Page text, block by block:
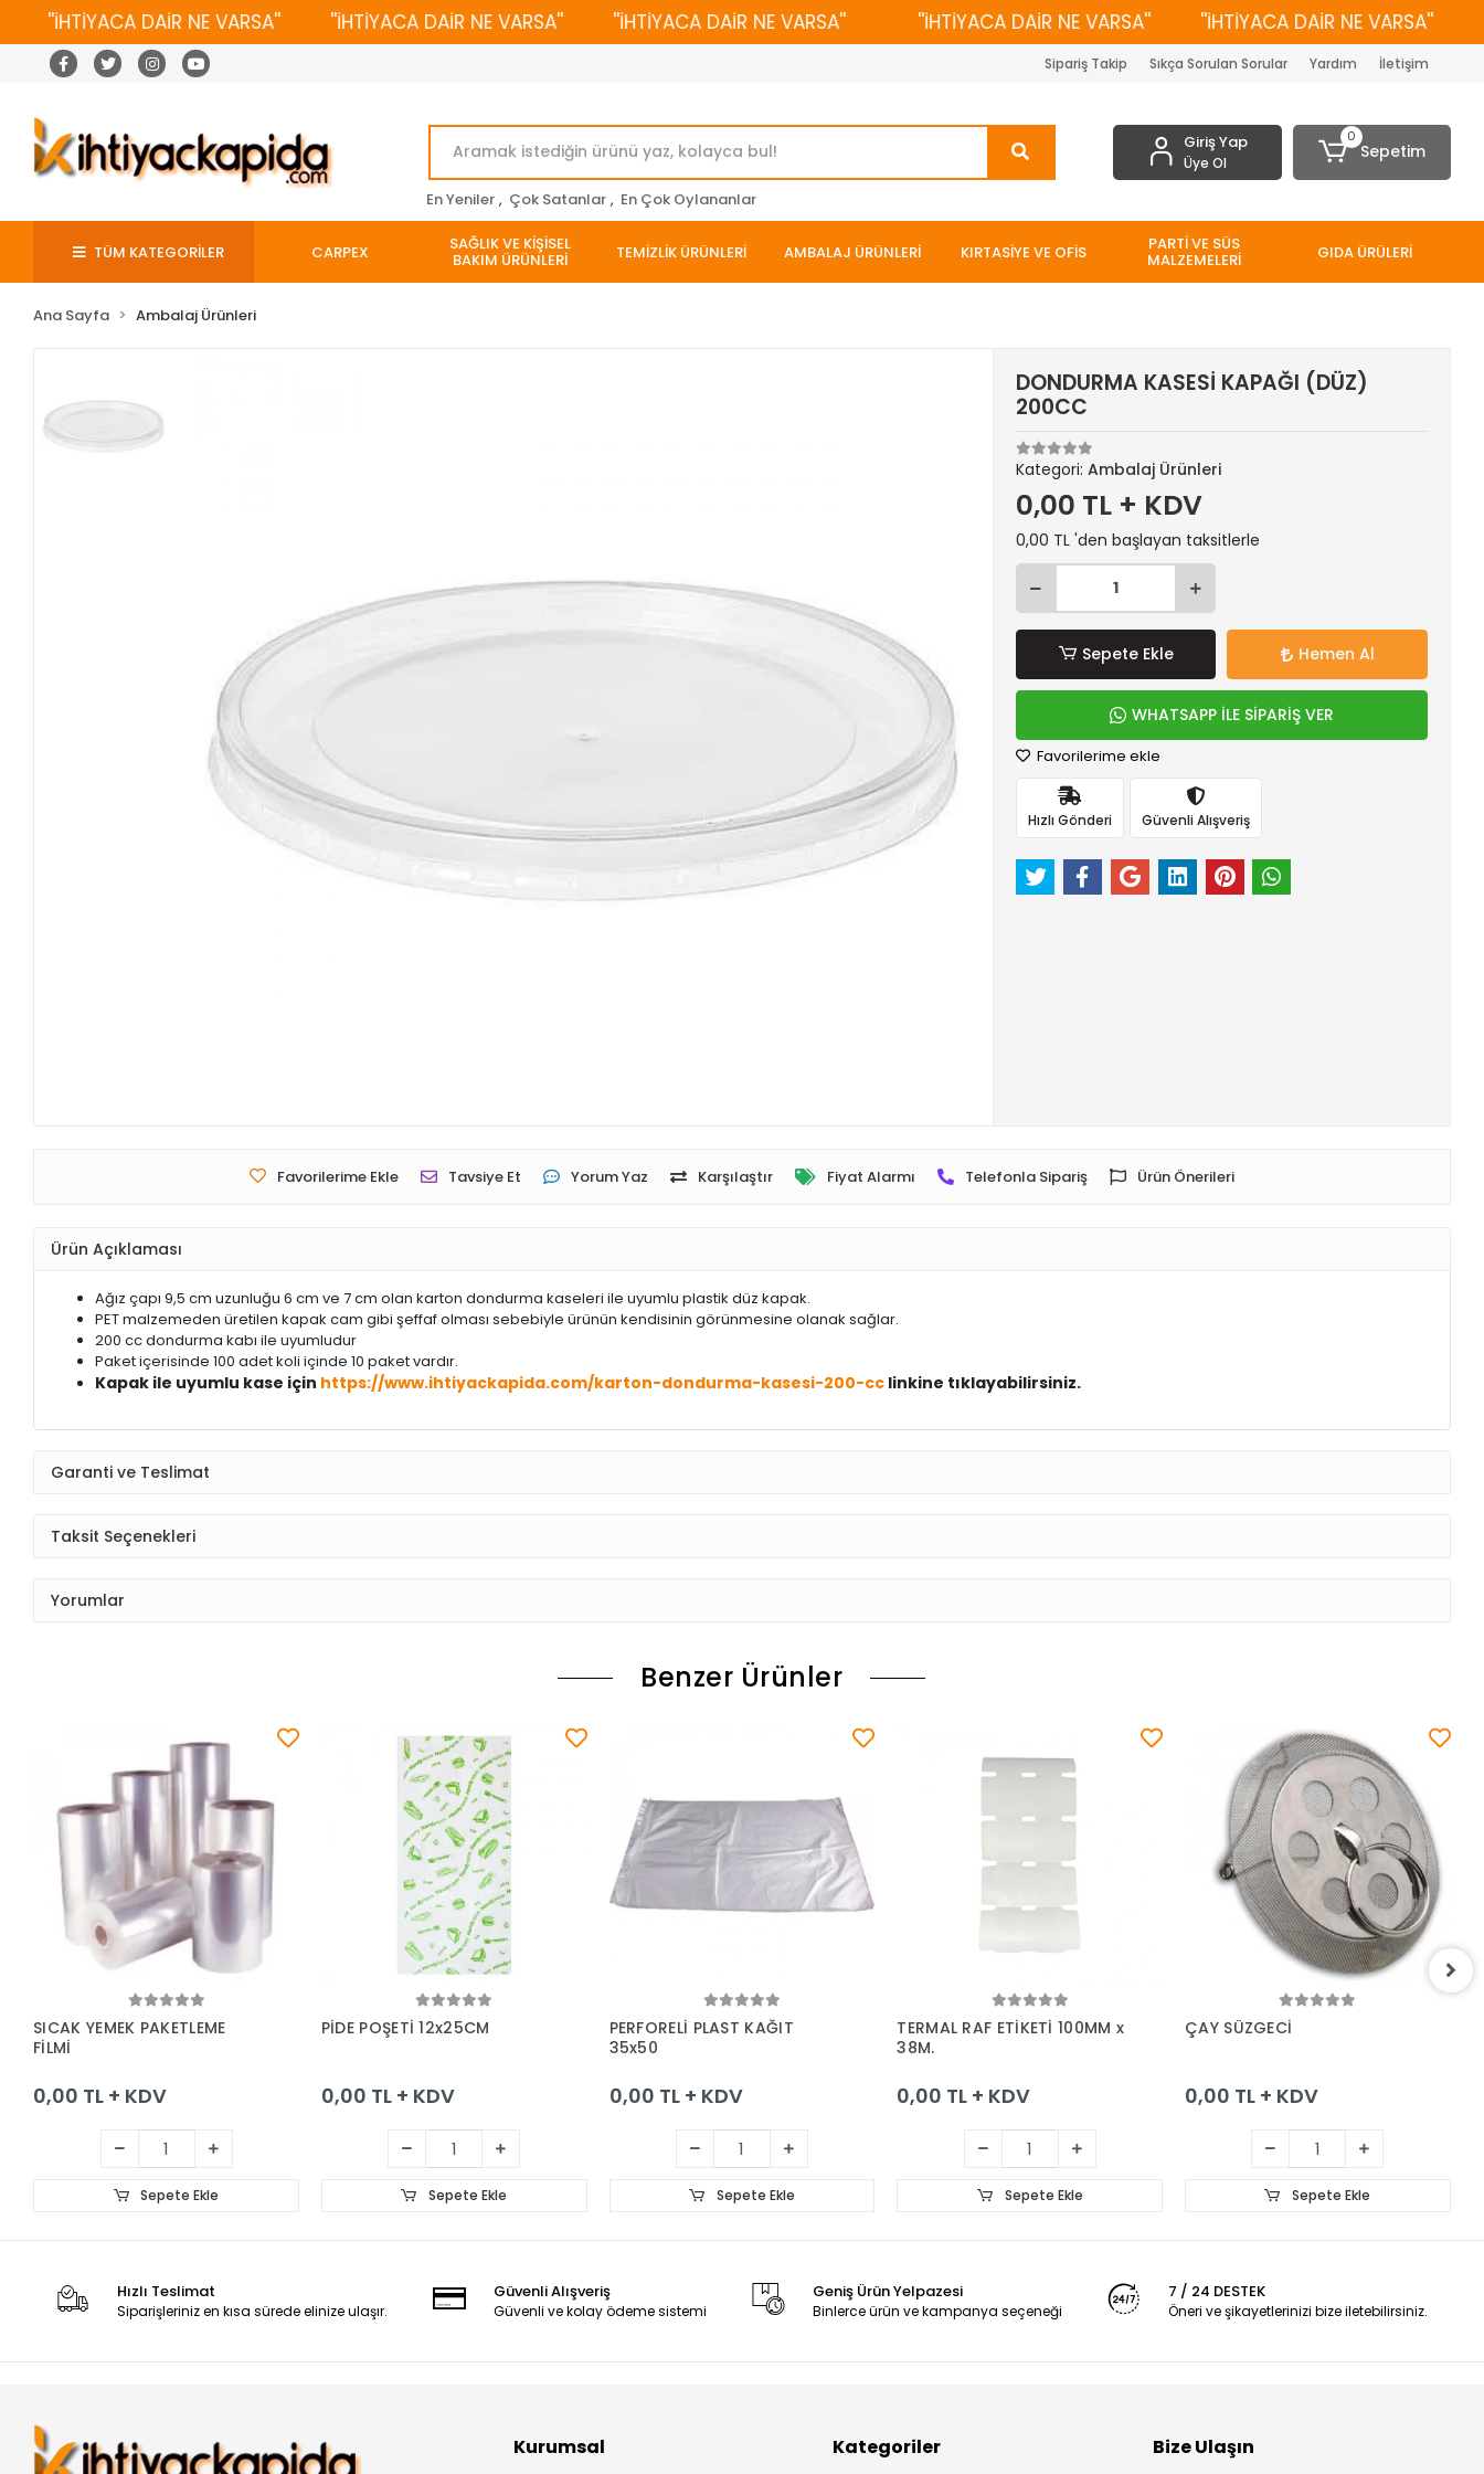
''İHTİYACA DAİR NE VARSA'' ''İHTİYACA DAİR NE VARSA'' ''İHTİYACA DAİR NE VARSA'' ''İHTİYACA DAİR NE VARSA'' ''İHTİYACA DAİR NE VARSA''
Sipariş Takip Sıkça Sorulan Sorular Yardım İletişim
En Yeniler , Çok Satanlar , En Çok Oylananlar
Giriş Yap
Üye Ol
0
Sepetim
TÜM KATEGORİLER CARPEX SAĞLIK VE KİŞİSEL
BAKIM ÜRÜNLERİ TEMİZLİK ÜRÜNLERİ AMBALAJ ÜRÜNLERİ KIRTASİYE VE OFİS PARTİ VE SÜS
MALZEMELERİ GIDA ÜRÜLERİ
Ana Sayfa Ambalaj Ürünleri
DONDURMA KASESİ KAPAĞI (DÜZ)
200CC
Kategori: Ambalaj Ürünleri
0,00 TL + KDV
0,00 TL 'den başlayan taksitlerle
Sepete Ekle Hemen Al
WHATSAPP İLE SİPARİŞ VER
Favorilerime ekle
Hızlı Gönderi Güvenli Alışveriş
Favorilerime Ekle Tavsiye Et Yorum Yaz Karşılaştır Fiyat Alarmı Telefonla Sipariş Ürün Önerileri
Ürün Açıklaması
Ağız çapı 9,5 cm uzunluğu 6 cm ve 7 cm olan karton dondurma kaseleri ile uyumlu plastik düz kapak.
PET malzemeden üretilen kapak cam gibi şeffaf olması sebebiyle ürünün kendisinin görünmesine olanak sağlar.
200 cc dondurma kabı ile uyumludur
Paket içerisinde 100 adet koli içinde 10 paket vardır.
Kapak ile uyumlu kase için https://www.ihtiyackapida.com/karton-dondurma-kasesi-200-cc linkine tıklayabilirsiniz.
Garanti ve Teslimat
Taksit Seçenekleri
Yorumlar
Benzer Ürünler
Sepete Ekle
SICAK YEMEK PAKETLEME
FİLMİ
0,00 TL + KDV
Sepete Ekle
Sepete Ekle
PİDE POŞETİ 12x25CM
0,00 TL + KDV
Sepete Ekle
Sepete Ekle
PERFORELİ PLAST KAĞIT
35x50
0,00 TL + KDV
Sepete Ekle
Sepete Ekle
TERMAL RAF ETİKETİ 100MM x
38M.
0,00 TL + KDV
Sepete Ekle
Sepete Ekle
ÇAY SÜZGECİ
0,00 TL + KDV
Sepete Ekle
Hızlı Teslimat
Siparişleriniz en kısa sürede elinize ulaşır.
Güvenli Alışveriş
Güvenli ve kolay ödeme sistemi
Geniş Ürün Yelpazesi
Binlerce ürün ve kampanya seçeneği
7 / 24 DESTEK
Öneri ve şikayetlerinizi bize iletebilirsiniz.
Kurumsal Kategoriler Bize Ulaşın